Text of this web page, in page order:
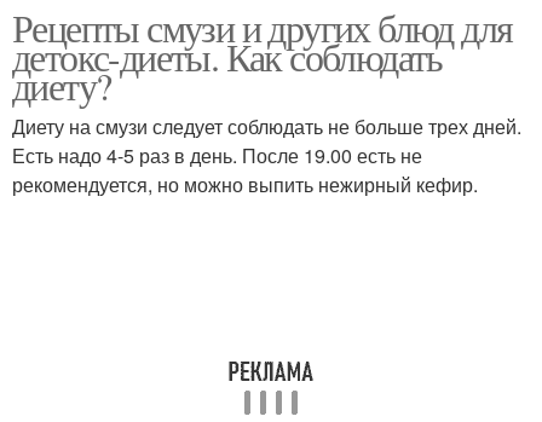
Рецепты смузи и других блюд для
детокс-диеты. Как соблюдать
диету?
Диету на смузи следует соблюдать не больше трех дней.
Есть надо 4-5 раз в день. После 19.00 есть не
рекомендуется, но можно выпить нежирный кефир.